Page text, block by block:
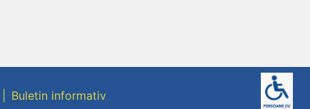
Buletin informativ